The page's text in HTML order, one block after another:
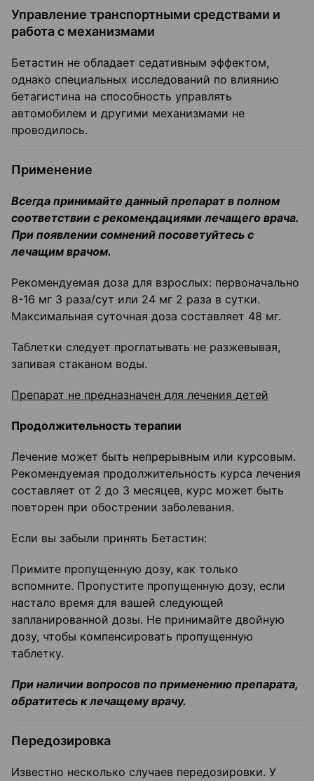
Управление транспортными средствами и
работа с механизмами
Бетастин не обладает седативным эффектом,
однако специальных исследований по влиянию
бетагистина на способность управлять
автомобилем и другими механизмами не
проводилось.
Применение
Всегда принимайте данный препарат в полном
соответствии с рекомендациями лечащего врача.
При появлении сомнений посоветуйтесь с
лечащим врачом.
Рекомендуемая доза для взрослых: первоначально
8-16 мг 3 раза/сут или 24 мг 2 раза в сутки.
Максимальная суточная доза составляет 48 мг.
Таблетки следует проглатывать не разжевывая,
запивая стаканом воды.
Препарат не предназначен для лечения детей
Продолжительность терапии
Лечение может быть непрерывным или курсовым.
Рекомендуемая продолжительность курса лечения
составляет от 2 до 3 месяцев, курс может быть
повторен при обострении заболевания.
Если вы забыли принять Бетастин:
Примите пропущенную дозу, как только
вспомните. Пропустите пропущенную дозу, если
настало время для вашей следующей
запланированной дозы. Не принимайте двойную
дозу, чтобы компенсировать пропущенную
таблетку.
При наличии вопросов по применению препарата,
обратитесь к лечащему врачу.
Передозировка
Известно несколько случаев передозировки. У